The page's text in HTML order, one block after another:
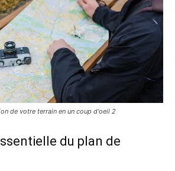
de votre terrain en un coup d'oeil 2
du plan de